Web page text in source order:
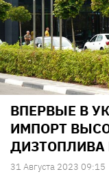
ВПЕРВЫЕ В
ИМПОРТ
ДИЗТОПЛИВА
31 Августа 2023 09:15